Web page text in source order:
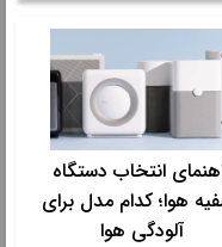
و ایده های جذاب از بادکنک
این نمونه ها، یک دکوراسیون
کنید و این روز را به یاد
انتخاب دستگاه
هوا؛ کدام مدل برای
آلودگی هوا